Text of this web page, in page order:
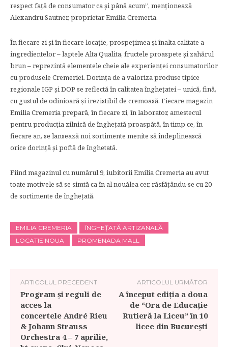
respect față de consumator ca și până acum”, menționează
Alexandru Sautner, proprietar Emilia Cremeria.
În fiecare zi și în fiecare locație, prospețimea și înalta calitate a
ingredientelor – laptele Alta Qualita, fructele proaspete și zahărul
brun – reprezintă elementele cheie ale experienței consumatorilor
cu produsele Cremeriei. Dorința de a valoriza produse tipice
regionale IGP și DOP se reflectă în calitatea înghețatei – unică, fină,
cu gustul de odinioară și irezistibil de cremoasă. Fiecare magazin
Emilia Cremeria prepară, în fiecare zi, în laborator, amestecul
pentru producția zilnică de înghețată proaspătă, în timp ce, în
fiecare an, se lansează noi sortimente menite să îndeplinească
orice dorință și poftă de înghetată.
Fiind magazinul cu numărul 9, iubitorii Emilia Cremeria au avut
toate motivele să se simtă ca în al nouălea cer, răsfățându-se cu 20
de sortimente de înghețată.
EMILIA CREMERIA
ÎNGHEȚATĂ ARTIZANALĂ
LOCATIE NOUA
PROMENADA MALL
ARTICOLUL PRECEDENT
Program și reguli de
acces la
concertele André Rieu
& Johann Strauss
Orchestra 4 – 7 aprilie,
ARTICOLUL URMĂTOR
A început ediția a doua
de “Ora de Educație
Rutieră la Liceu” în 10
licee din București